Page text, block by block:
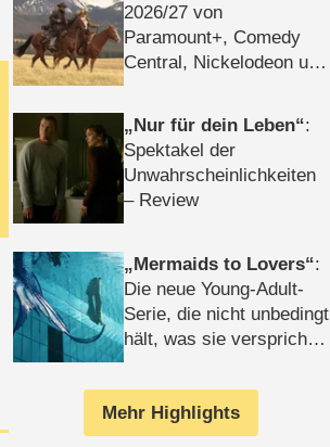
2026/​27 von
Paramount+, Comedy
Central, Nickelodeon und
Nur für dein Leben :
Spektakel der
Unwahrscheinlichkeiten
– Review
Mermaids to Lovers :
Die neue Young-Adult-
Serie, die nicht unbedingt
hält, was sie verspricht –
Mehr Highlights